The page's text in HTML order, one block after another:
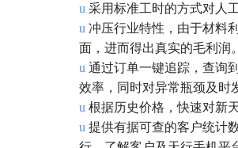
u 采用标准工时的方式对人
u 冲压行业特性，由于材料
面，进而得出真实的毛利润。
u 通过订单一键追踪，查询
效率，同时对异常瓶颈及时
u 根据历史价格，快速对新
u 提供有据可查的客户统计